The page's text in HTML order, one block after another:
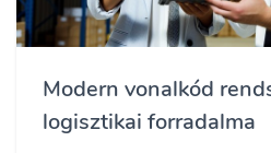
Modern vonalkód
logisztikai forradalma